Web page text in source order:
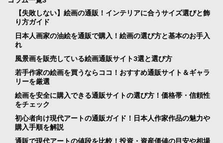
【失敗しない】絵画の通販！インテリアに合うサイズ選びと飾
り方ガイド
日本人画家の油絵を通販で購入！絵画の選び方と基本のお手入
れ
風景画を販売している絵画通販サイト3選と選び方
若手作家の絵画を買うならココ！おすすめ通販サイト＆ギャラ
リーを厳選
絵画を安全に購入できる通販サイトの選び方！価格帯・信頼性
をチェック
初心者向け現代アートの通販ガイド！日本人作家作品の魅力や
購入手順を解説
通販で現代アートの値段を比較！投資・資産価値の目安や相場